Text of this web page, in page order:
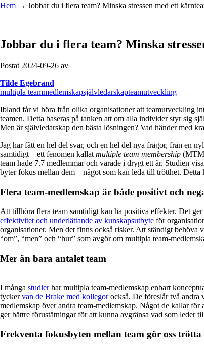
Hem → Jobbar du i flera team? Minska stressen med ett
Jobbar du i flera team? Minska
Postat 2024-09-26 av
Tilde Egebrand
multipla teammedlemskapsjälvledarskapteamutveckling
Ibland får vi höra från olika organisationer att teamutveckling
teamen. Detta baseras på tanken att om alla individer styr sig
Men är självledarskap den bästa lösningen? Vad händer med
Jag har fått en hel del svar, och en hel del nya frågor, från en
samtidigt – ett fenomen kallat multiple team membership
team hade 7.7 medlemmar och varade i drygt ett år. Studien
byter fokus mellan dem – något som kan leda till trötthet. Detta
Flera team-medlemskap är både positivt och
Att tillhöra flera team samtidigt kan ha positiva effekter. Det
effektivitet och underlättande av kunskapsutbyte för
organisationer. Men det finns också risker. Att ständigt
“om”, “men” och “hur” som avgör om multipla team-
Mer än bara antalet team
I många studierhar multipla team-medlemskap enbart
tyckervan de Brake med kollegorockså. De föreslår två andra
medlemskap över andra team-medlemskap. Något de kallar
ger bättre förustätningar för att kunna avgränsa vad som leder
Frekventa fokusbyten mellan team gör oss trötta